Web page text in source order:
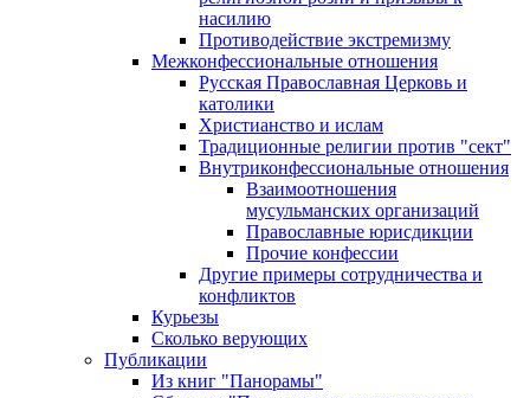
насилию
Противодействие экстремизму
Межконфессиональные отношения
Русская Православная Церковь и
католики
Христианство и ислам
Традиционные религии против "сект"
Внутриконфессиональные отношения
Взаимоотношения
мусульманских организаций
Православные юрисдикции
Прочие конфессии
Другие примеры сотрудничества и
конфликтов
Курьезы
Сколько верующих
Публикации
Из книг "Панорамы"